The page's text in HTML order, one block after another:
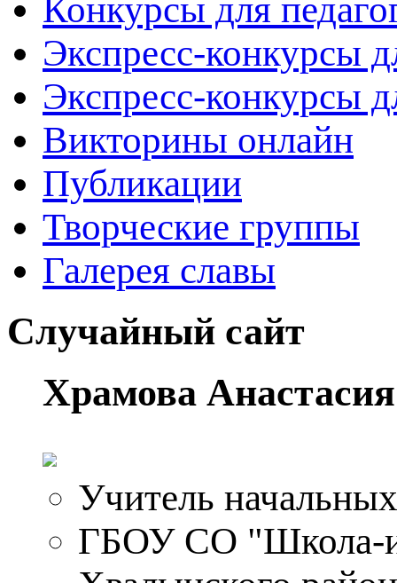
Конкурсы для
Экспресс-конкурсы
Экспресс-конкурсы
Викторины онлайн
Публикации
Творческие группы
Галерея славы
Случайный сайт
Храмова
Учитель
ГБОУ СО "Школа-